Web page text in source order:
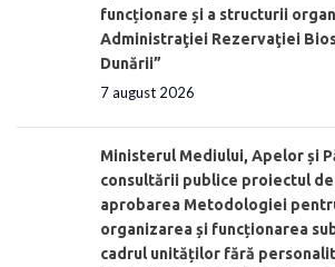
funcționare și a structurii
Administraţiei Rezervaţiei
Dunării”
7 august 2026
Ministerul Mediului, Apelor și
consultării publice proiectul
aprobarea Metodologiei
organizarea și funcționarea
cadrul unităților fără